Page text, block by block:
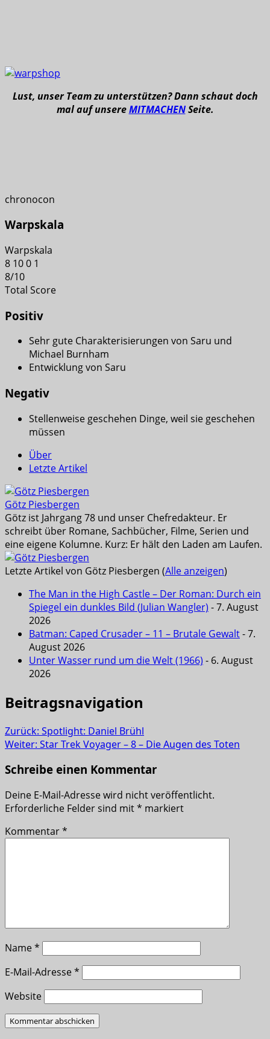
Lust, unser Team zu unterstützen? Dann schaut doch
mal auf unsereMITMACHENSeite.
chronocon
Warpskala
Warpskala
8 100 1
8/10
Total Score
Positiv
Sehr gute Charakterisierungen von Saru und
Michael Burnham
Entwicklung von Saru
Negativ
Stellenweise geschehen Dinge, weil sie geschehen
müssen
Über
Letzte Artikel
Götz Piesbergen
Götz ist Jahrgang 78 und unser Chefredakteur. Er
schreibt über Romane, Sachbücher, Filme, Serien und
eine eigene Kolumne. Kurz: Er hält den Laden am Laufen.
Letzte Artikel von Götz Piesbergen (Alle anzeigen)
The Man in the High Castle – Der Roman: Durch ein
Spiegel ein dunkles Bild (Julian Wangler) - 7. August
2026
Batman: Caped Crusader – 11 – Brutale Gewalt- 7.
August 2026
Unter Wasser rund um die Welt (1966) - 6. August
2026
Beitragsnavigation
Zurück: Spotlight: Daniel Brühl
Weiter: Star Trek Voyager – 8 – Die Augen des Toten
Schreibe einen Kommentar
Deine E-Mail-Adresse wird nicht veröffentlicht.
Erforderliche Felder sind mit* markiert
Kommentar*
Name*
E-Mail-Adresse*
Website